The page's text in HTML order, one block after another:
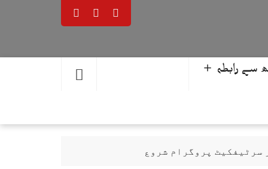
سے رابطہ ＋
سرٹیفکیٹ پروگرام شروع